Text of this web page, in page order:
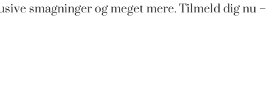
smagninger og meget mere. Tilmeld dig nu –